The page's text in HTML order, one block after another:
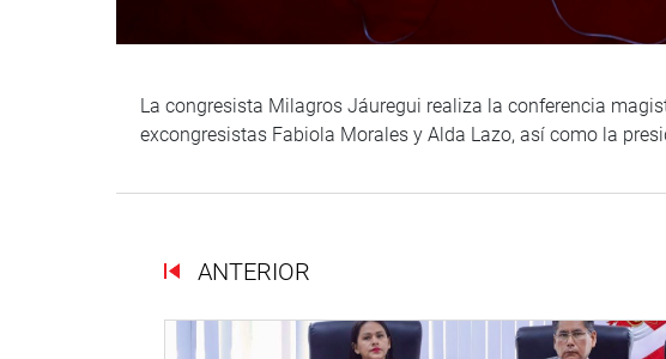
La congresista Milagros Jáuregui realiza la conferencia
excongresistas Fabiola Morales y Alda Lazo, así como la
ANTERIOR